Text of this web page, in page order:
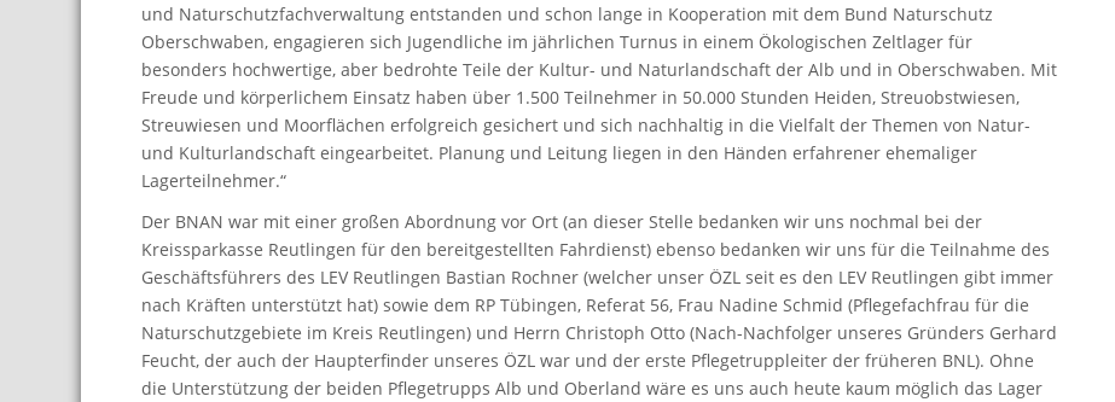
und Naturschutzfachverwaltung entstanden und schon lange in Kooperation mit dem Bund Naturschutz
Oberschwaben, engagieren sich Jugendliche im jährlichen Turnus in einem Ökologischen Zeltlager für
besonders hochwertige, aber bedrohte Teile der Kultur- und Naturlandschaft der Alb und in Oberschwaben. Mit
Freude und körperlichem Einsatz haben über 1.500 Teilnehmer in 50.000 Stunden Heiden, Streuobstwiesen,
Streuwiesen und Moorflächen erfolgreich gesichert und sich nachhaltig in die Vielfalt der Themen von Natur-
und Kulturlandschaft eingearbeitet. Planung und Leitung liegen in den Händen erfahrener ehemaliger
Lagerteilnehmer.“
Der BNAN war mit einer großen Abordnung vor Ort (an dieser Stelle bedanken wir uns nochmal bei der
Kreissparkasse Reutlingen für den bereitgestellten Fahrdienst) ebenso bedanken wir uns für die Teilnahme des
Geschäftsführers des LEV Reutlingen Bastian Rochner (welcher unser ÖZL seit es den LEV Reutlingen gibt immer
nach Kräften unterstützt hat) sowie dem RP Tübingen, Referat 56, Frau Nadine Schmid (Pflegefachfrau für die
Naturschutzgebiete im Kreis Reutlingen) und Herrn Christoph Otto (Nach-Nachfolger unseres Gründers Gerhard
Feucht, der auch der Haupterfinder unseres ÖZL war und der erste Pflegetruppleiter der früheren BNL). Ohne
die Unterstützung der beiden Pflegetrupps Alb und Oberland wäre es uns auch heute kaum möglich das Lager